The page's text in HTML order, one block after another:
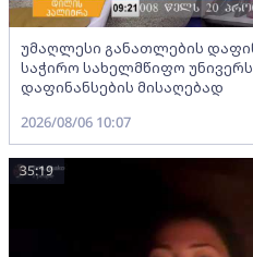
უმაღლესი განათლების
საჭირო სახელმწიფო
დაფინანსების მისაღებად
2026/08/06 10:07
35:19